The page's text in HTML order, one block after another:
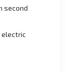
second
electric